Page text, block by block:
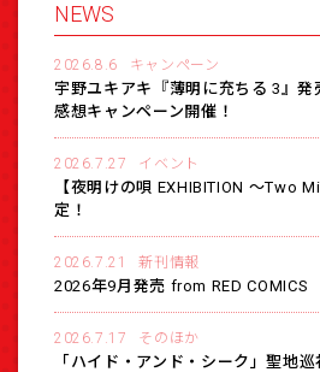
NEWS
2026.8.6 キャンペーン
宇野ユキアキ『薄明に充ちる 3』
感想キャンペーン開催！
2026.7.27 イベント
【夜明けの唄 EXHIBITION 〜Two
定！
2026.7.21 新刊情報
2026年9月発売 from RED COMICS
2026.7.17 そのほか
「ハイド・アンド・シーク」聖地